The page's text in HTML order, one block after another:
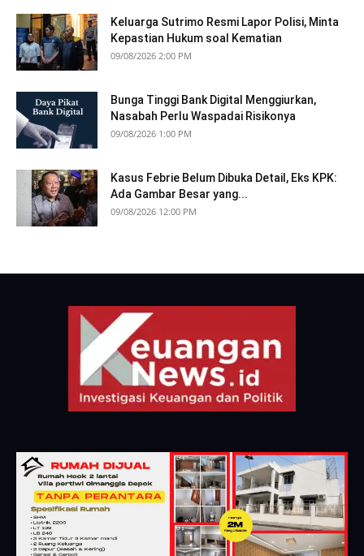
Keluarga Sutrimo Resmi Lapor Polisi, Minta
Kepastian Hukum soal Kematian
09/08/2026 2:00 PM
Bunga Tinggi Bank Digital Menggiurkan,
Nasabah Perlu Waspadai Risikonya
09/08/2026 1:00 PM
Kasus Febrie Belum Dibuka Detail, Eks KPK:
Ada Gambar Besar yang...
09/08/2026 12:00 PM